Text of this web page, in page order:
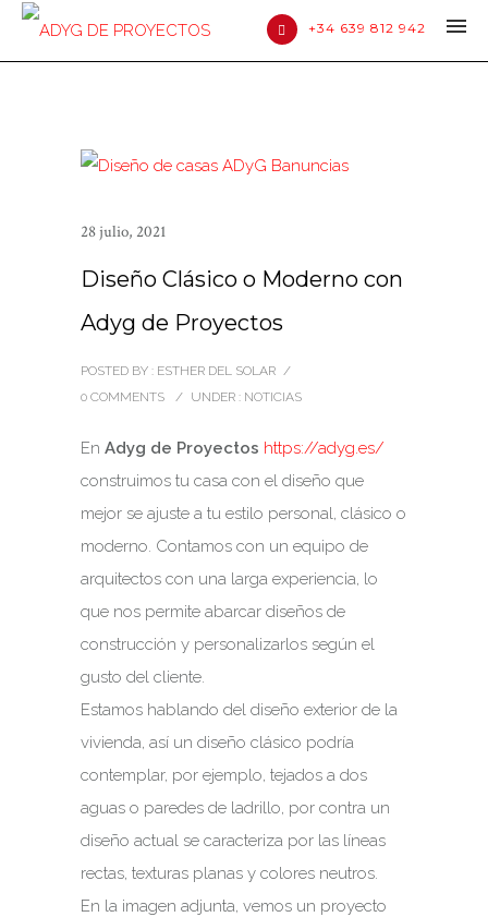
+34 639 812 942
28 julio, 2021
Diseño Clásico o Moderno con
Adyg de Proyectos
POSTED BY : ESTHER DEL SOLAR /
0 COMMENTS
/ UNDER : NOTICIAS
En Adyg de Proyectos https://adyg.es/
construimos tu casa con el diseño que
mejor se ajuste a tu estilo personal, clásico o
moderno. Contamos con un equipo de
arquitectos con una larga experiencia, lo
que nos permite abarcar diseños de
construcción y personalizarlos según el
gusto del cliente.
Estamos hablando del diseño exterior de la
vivienda, así un diseño clásico podría
contemplar, por ejemplo, tejados a dos
aguas o paredes de ladrillo, por contra un
diseño actual se caracteriza por las líneas
rectas, texturas planas y colores neutros.
En la imagen adjunta, vemos un proyecto